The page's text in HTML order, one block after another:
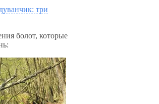
три
болот, которые